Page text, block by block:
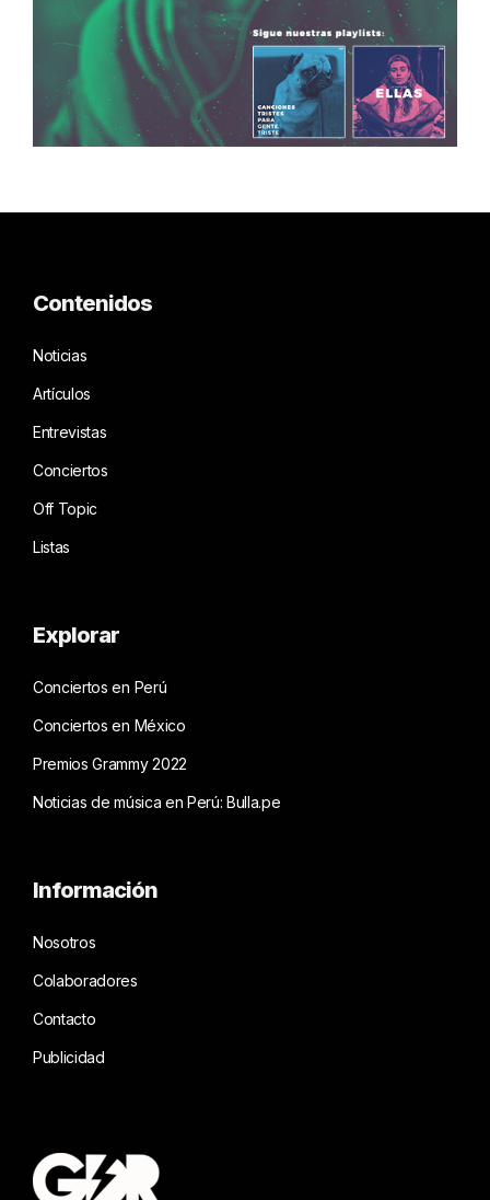
Contenidos
Noticias
Artículos
Entrevistas
Conciertos
Off Topic
Listas
Explorar
Conciertos en Perú
Conciertos en México
Premios Grammy 2022
Noticias de música en Perú: Bulla.pe
Información
Nosotros
Colaboradores
Contacto
Publicidad